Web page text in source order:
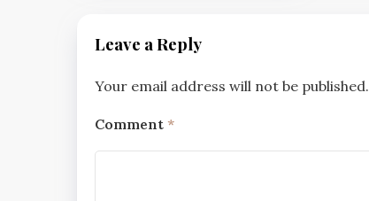
Leave a Reply
Your email address will not be published.
Comment *